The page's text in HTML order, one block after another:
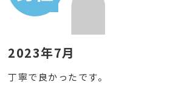
2023年7月
丁寧で良かったです。